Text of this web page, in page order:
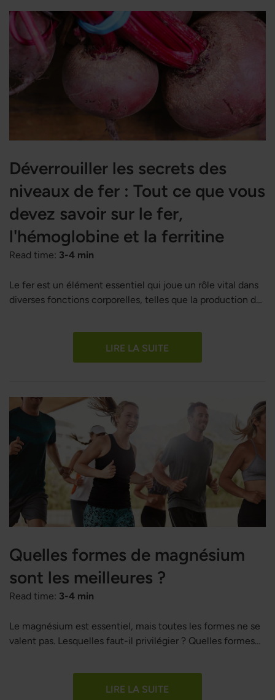
Déverrouiller les secrets des
niveaux de fer : Tout ce que vous
devez savoir sur le fer,
l'hémoglobine et la ferritine
Read time: 3-4 min
Le fer est un élément essentiel qui joue un rôle vital dans
diverses fonctions corporelles, telles que la production de
pour objectif d'approfondir le sujet des niveaux de fer, de
l'hémoglobine et de la ferritine, en fournissant aux
LIRE LA SUITE
Quelles formes de magnésium
sont les meilleures ?
Read time: 3-4 min
Le magnésium est essentiel, mais toutes les formes ne se
valent pas. Lesquelles faut-il privilégier ? Quelles formes
LIRE LA SUITE